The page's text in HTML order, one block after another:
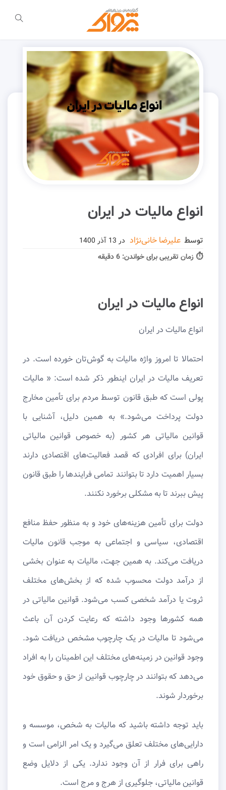
انواع مالیات در ایران
توسط علیرضا خانی‌نژاد در
⏱ زمان تقریبی برای خواندن: 6 دقیقه
انواع مالیات در ایران
انواع مالیات در ایران
احتمالا تا امروز واژه مالیات به گوش‌تان خورده است. در
تعریف مالیات در ایران اینطور ذکر شده است: « مالیات
پولی است که طبق قانون توسط مردم برای تأمین مخارج
دولت پرداخت می‌شود.» به همین دلیل، آشنایی با
قوانین مالیاتی هر کشور (به خصوص قوانین مالیاتی
ایران) برای افرادی که قصد فعالیت‌های اقتصادی دارند
بسیار اهمیت دارد تا بتوانند تمامی فرایندها را طبق قانون
پیش ببرند تا به مشکلی برخورد نکنند.
دولت برای تأمین هزینه‌های خود و به منظور حفظ منافع
اقتصادی، سیاسی و اجتماعی به موجب قانون مالیات
دریافت می‌کند. به همین جهت، مالیات به عنوان بخشی
از درآمد دولت محسوب شده که از بخش‌های مختلف
ثروت یا درآمد شخصی کسب می‌شود. قوانین مالیاتی در
همه کشورها وجود داشته که رعایت کردن آن باعث
می‌شود تا مالیات در یک چارچوب مشخص دریافت شود.
وجود قوانین در زمینه‌های مختلف این اطمینان را به افراد
می‌دهد که بتوانند در چارچوب قوانین از حق و حقوق خود
برخوردار شوند.
باید توجه داشته باشید که مالیات به شخص، موسسه و
دارایی‌های مختلف تعلق می‌گیرد و یک امر الزامی است و
راهی برای فرار از آن وجود ندارد. یکی از دلایل وضع
قوانین مالیاتی، جلوگیری از هرج و مرج است.